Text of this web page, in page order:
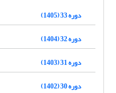
دوره 33 (1405)
دوره 32 (1404)
دوره 31 (1403)
دوره 30 (1402)